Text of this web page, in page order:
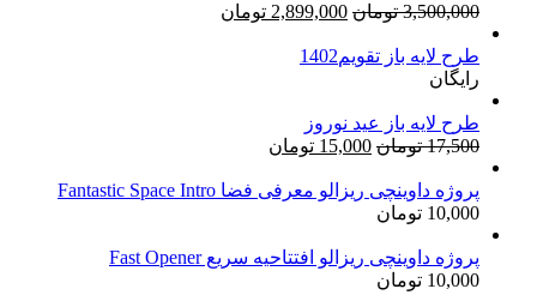
3,500,000 تومان قیمت
2,899,000 تومان
طرح لایه باز تقویم1402
رایگان
طرح لایه باز عید نوروز
17,500 تومان قیمت
17,500 تومان
15,000 تومان
15,000 تومان.
پروژه داوینچی ریزالو معرفی فضا Fantastic Space Intro
10,000 تومان
پروژه داوینچی ریزالو افتتاحیه سریع Fast Opener
10,000 تومان